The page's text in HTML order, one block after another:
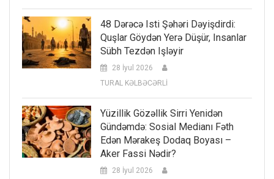
48 Dərəcə Isti Şəhəri Dəyişdirdi:
Quşlar Göydən Yerə Düşür, Insanlar
Sübh Tezdən Işləyir
28 İyul 2026
TURAL KƏLBƏCƏRLİ
Yüzillik Gözəllik Sirri Yenidən
Gündəmdə: Sosial Medianı Fəth
Edən Mərakeş Dodaq Boyası –
Aker Fassi Nədir?
28 İyul 2026